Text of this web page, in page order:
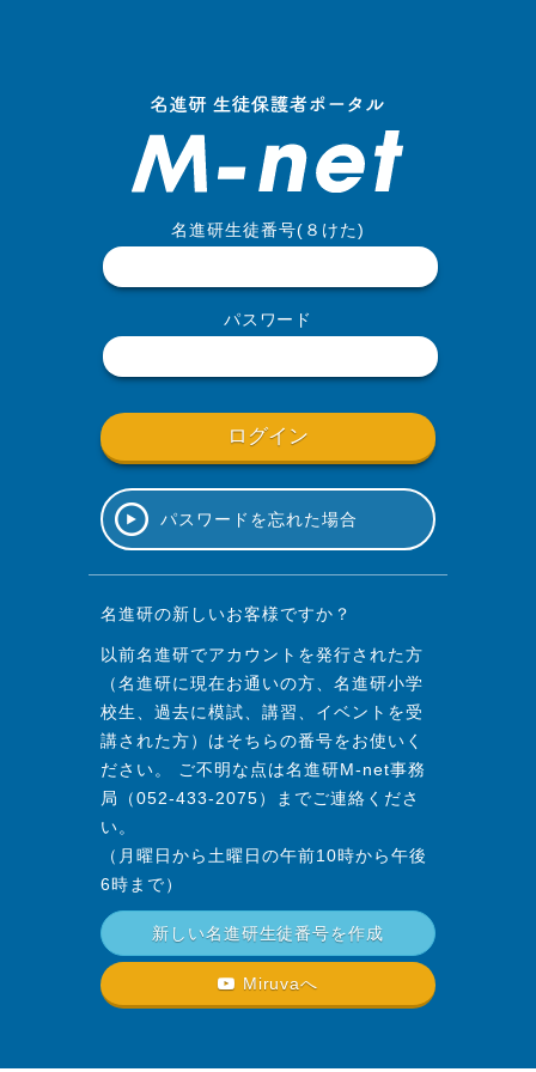
名進研生徒番号(８けた)
パスワード
パスワードを忘れた場合
名進研の新しいお客様ですか？
以前名進研でアカウントを発行された方
（名進研に現在お通いの方、名進研小学
校生、過去に模試、講習、イベントを受
講された方）はそちらの番号をお使いく
ださい。 ご不明な点は名進研M-net事務
局（052-433-2075）までご連絡くださ
い。
（月曜日から土曜日の午前10時から午後
6時まで）
新しい名進研生徒番号を作成
Miruvaへ